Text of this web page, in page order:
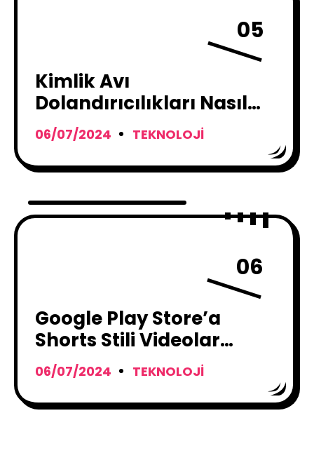
05
Kimlik Avı
Dolandırıcılıkları Nasıl
Tespit Edilir ?
06/07/2024 TEKNOLOJI
06
Google Play Store’a
Shorts Stili Videolar
Geliyor
06/07/2024 TEKNOLOJI